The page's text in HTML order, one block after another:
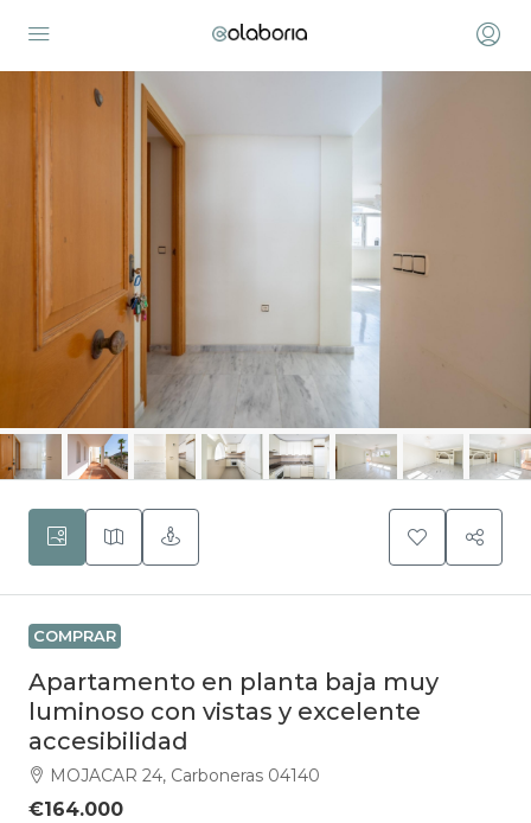
COMPRAR
Apartamento en planta baja muy
luminoso con vistas y excelente
accesibilidad
MOJACAR 24, Carboneras 04140
€164.000